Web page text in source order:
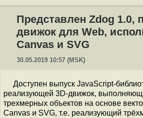
Представлен Zdog 1.0,
движок для Web,
Canvas и SVG
30.05.2019 10:57 (MSK)
Доступен выпуск JavaScript-
реализующей 3D-движок,
трехмерных объектов на основе
Canvas и SVG, т.е. реализующий